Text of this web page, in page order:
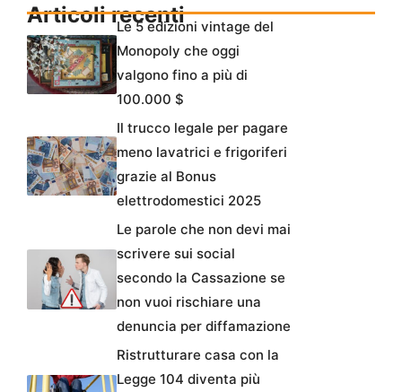
Articoli recentiLe 5 edizioni vintage del
Monopoly che oggi
valgono fino a più di
100.000 $
Il trucco legale per pagare
meno lavatrici e frigoriferi
grazie al Bonus
elettrodomestici 2025
Le parole che non devi mai
scrivere sui social
secondo la Cassazione se
non vuoi rischiare una
denuncia per diffamazione
Ristrutturare casa con la
Legge 104 diventa più